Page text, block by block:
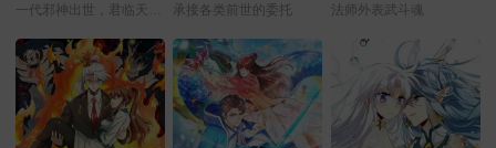
承接各类前世的委托 法师外表武斗魂